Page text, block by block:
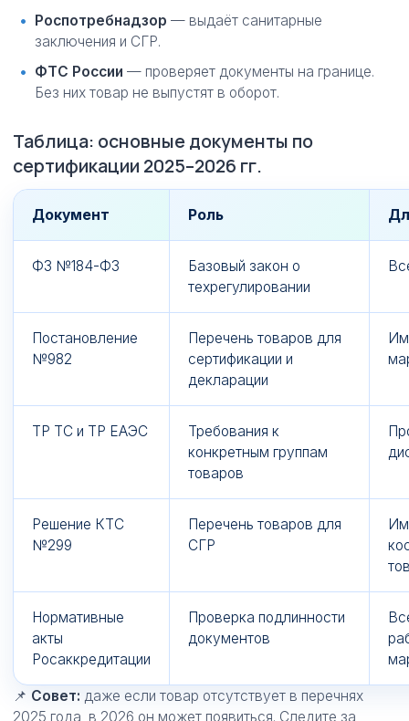
Роспотребнадзор — выдаёт санитарные
заключения и СГР.
ФТС России — проверяет документы на границе.
Без них товар не выпустят в оборот.
Таблица: основные документы по
сертификации 2025–2026 гг.
Документ Роль
ФЗ №184-ФЗ
Базовый закон о
техрегулировании
Постановление
№982
Перечень товаров для
сертификации и
декларации
ТР ТС и ТР ЕАЭС
Требования к
конкретным группам
товаров
Решение КТС
№299
Перечень товаров для
СГР
Нормативные
акты
Росаккредитации
Проверка подлинности
документов
📌 Совет: даже если товар отсутствует в перечнях
2025 года, в 2026 он может появиться. Следите за